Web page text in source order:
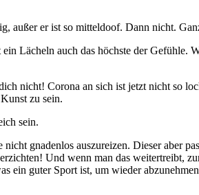
er ist so mitteldoof. Dann nicht.
Lächeln auch das höchste der Gefühle.
nicht! Corona an sich ist jetzt nicht so
zu sein.
sein.
gnadenlos auszureizen. Dieser aber
Und wenn man das weitertreibt,
guter Sport ist, um wieder